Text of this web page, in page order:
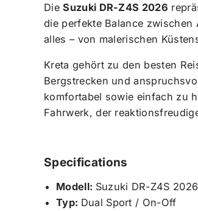
DieSuzuki DR-Z4S 2026
die perfekte Balance
alles – von malerischen
Kreta gehört zu den besten
Bergstrecken und
komfortabel sowie einfach zu
Fahrwerk, der
Specifications
Modell: Suzuki DR-Z4S 2026
Typ: Dual Sport / On-Off